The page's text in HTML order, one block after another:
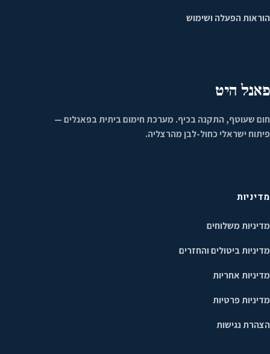
הוראות הפעלה ושימוש
פאנל היט
חום שעוטף, התקנה בכיף. מערכת חימום ביתית בפאנלים —
פיתוח ישראלי כחול-לבן מהרצליה.
מדיניות
מדיניות משלוחים
מדיניות ביטולים והחזרים
מדיניות אחריות
מדיניות פרטיות
הצהרת נגישות